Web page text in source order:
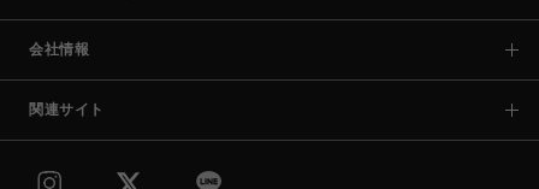
会社情報
関連サイト